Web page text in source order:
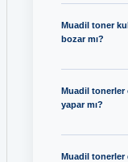
Muadil toner
bozar mı?
Muadil tonerler
yapar mı?
Muadil tonerler